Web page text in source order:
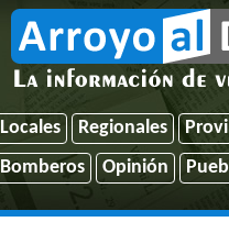
Locales Regionales
Bomberos
Opinión